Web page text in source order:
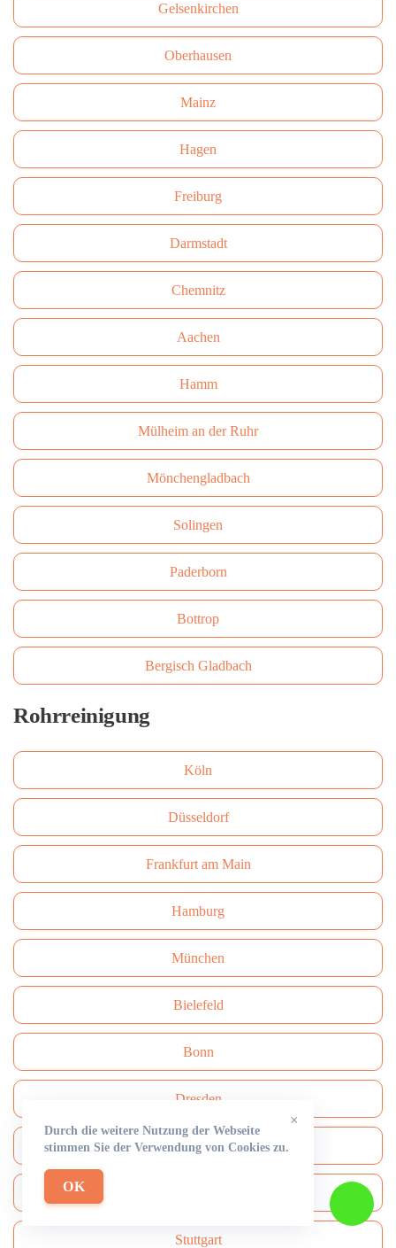
Gelsenkirchen
Oberhausen
Mainz
Hagen
Freiburg
Darmstadt
Сhemnitz
Aachen
Hamm
Mülheim an der Ruhr
Mönchengladbach
Solingen
Paderborn
Bottrop
Bergisch Gladbach
Rohrreinigung
Köln
Düsseldorf
Frankfurt am Main
Hamburg
München
Bielefeld
Bonn
Dresden
Wuppertal
Stuttgart
×
Durch die weitere Nutzung der Webseite
stimmen Sie der Verwendung von Cookies zu.
OK